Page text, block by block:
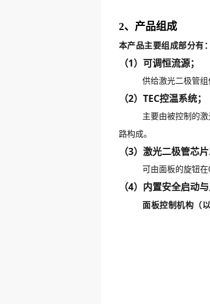
2、 产品组成
本产品主要组成部分有：
（1）可调恒流源；
供给激光二极管组件
（2）TEC控温系统；
主要由被控制的激光
路构成。
（3）激光二极管芯
可由面板的旋钮在
（4）内置安全启动
面板控制机构（以